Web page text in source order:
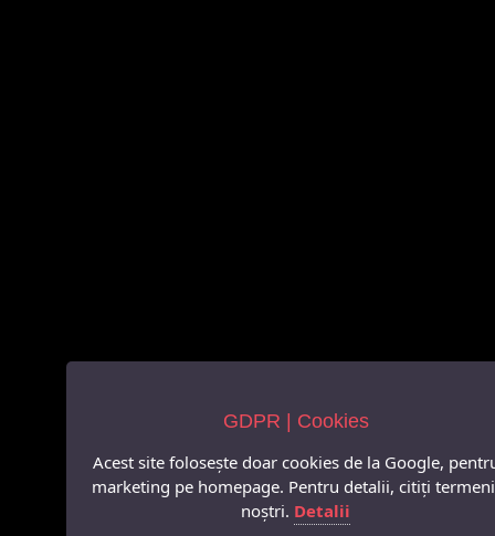
GDPR | Cookies
Acest site folosește doar cookies de la Google,
marketing pe homepage. Pentru detalii, citiți
noștri. Detalii